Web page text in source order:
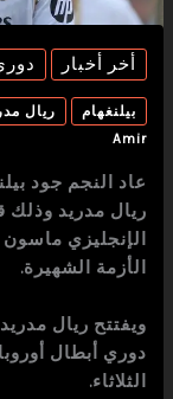
أخر أخبار
بيلنغهام ريال
Amir
عاد النجم جود
ريال مدريد
الإنجليزي
الأزمة الشهيرة.
دوري أبطال
الثلاثاء.